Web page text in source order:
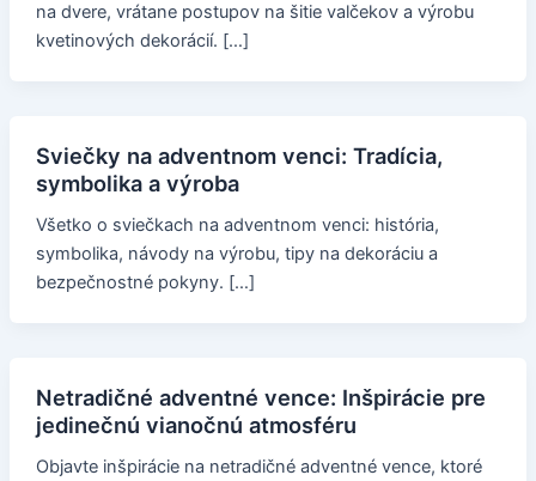
na dvere, vrátane postupov na šitie valčekov a výrobu
kvetinových dekorácií. […]
Sviečky na adventnom venci: Tradícia,
symbolika a výroba
Všetko o sviečkach na adventnom venci: história,
symbolika, návody na výrobu, tipy na dekoráciu a
bezpečnostné pokyny. […]
Netradičné adventné vence: Inšpirácie pre
jedinečnú vianočnú atmosféru
Objavte inšpirácie na netradičné adventné vence, ktoré